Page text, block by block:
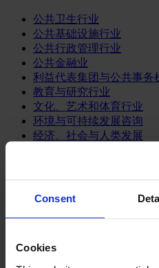
Consent
Cookies
公共卫生行业
公共基础设施行业
公共行政管理行业
公共金融业
利益代表集团与公共事务
教育与研究行业
文化、艺术和体育行业
环境与可持续发展咨询
经济、社会与人类发展
媒体和娱乐业
消费品
餐饮、旅游与酒店业